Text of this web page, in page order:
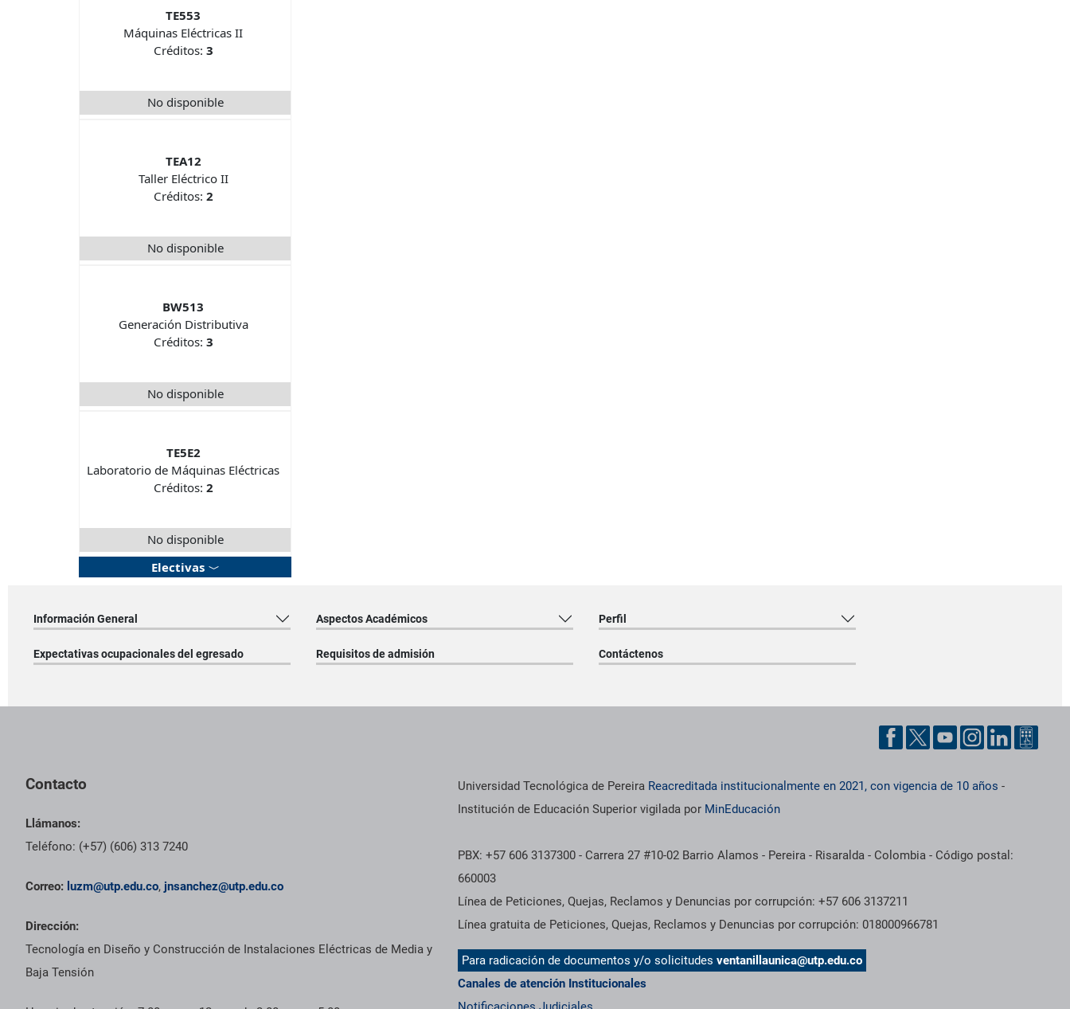
TE553
Máquinas Eléctricas II
Créditos: 3
No disponible
TEA12
Taller Eléctrico II
Créditos: 2
No disponible
BW513
Generación Distributiva
Créditos: 3
No disponible
TE5E2
Laboratorio de Máquinas Eléctricas
Créditos: 2
No disponible
Electivas
Información General Aspectos Académicos Perfil
Expectativas ocupacionales del egresado Requisitos de admisión Contáctenos
Contacto
Llámanos:
Teléfono: (+57) (606) 313 7240
Correo: luzm@utp.edu.co, jnsanchez@utp.edu.co
Dirección:
Tecnología en Diseño y Construcción de Instalaciones Eléctricas de Media y
Baja Tensión
Información institucional
Universidad Tecnológica de Pereira Reacreditada institucionalmente en 2021, con vigencia de 10 años -
Institución de Educación Superior vigilada por MinEducación
PBX: +57 606 3137300 - Carrera 27 #10-02 Barrio Alamos - Pereira - Risaralda - Colombia - Código postal:
660003
Línea de Peticiones, Quejas, Reclamos y Denuncias por corrupción: +57 606 3137211
Línea gratuita de Peticiones, Quejas, Reclamos y Denuncias por corrupción: 018000966781
Para radicación de documentos y/o solicitudesventanillaunica@utp.edu.co
Canales de atención Institucionales